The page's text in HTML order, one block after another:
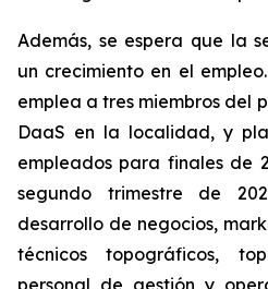
Además, se espera que la
un crecimiento en el
emplea a tres miembros del
DaaS en la localidad, y
empleados para finales de
segundo trimestre de
desarrollo de negocios,
técnicos topográficos,
personal de gestión y